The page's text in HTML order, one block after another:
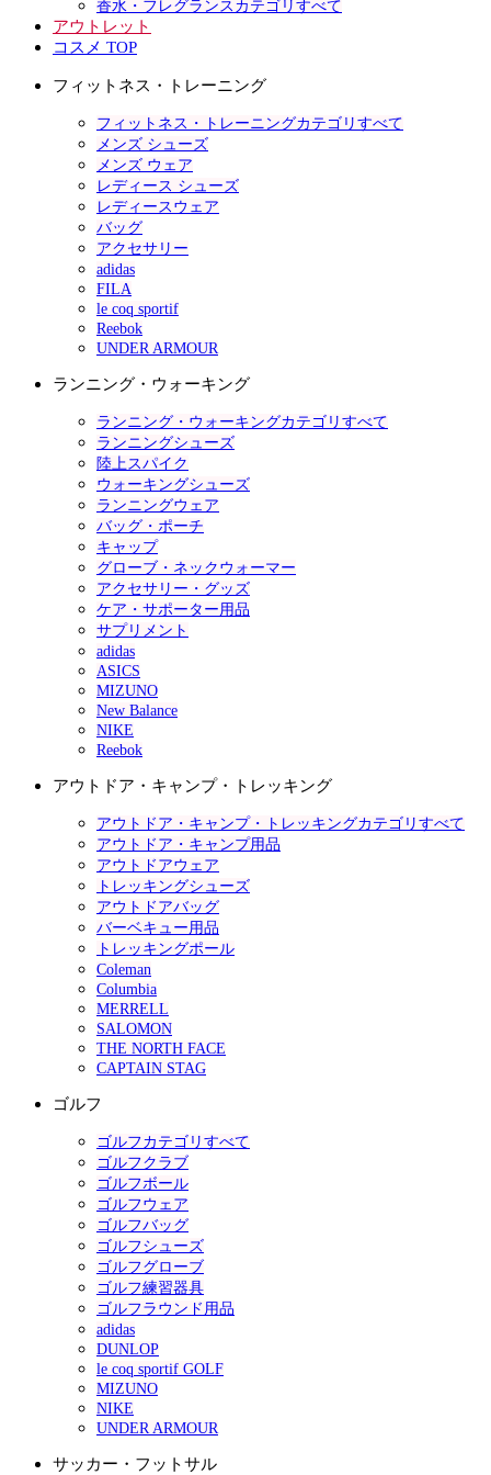
香水・フレグランスカテゴリすべて
アウトレット
コスメ TOP
フィットネス・トレーニング
フィットネス・トレーニングカテゴリすべて
メンズ シューズ
メンズ ウェア
レディース シューズ
レディースウェア
バッグ
アクセサリー
adidas
FILA
le coq sportif
Reebok
UNDER ARMOUR
ランニング・ウォーキング
ランニング・ウォーキングカテゴリすべて
ランニングシューズ
陸上スパイク
ウォーキングシューズ
ランニングウェア
バッグ・ポーチ
キャップ
グローブ・ネックウォーマー
アクセサリー・グッズ
ケア・サポーター用品
サプリメント
adidas
ASICS
MIZUNO
New Balance
NIKE
Reebok
アウトドア・キャンプ・トレッキング
アウトドア・キャンプ・トレッキングカテゴリすべて
アウトドア・キャンプ用品
アウトドアウェア
トレッキングシューズ
アウトドアバッグ
バーベキュー用品
トレッキングポール
Coleman
Columbia
MERRELL
SALOMON
THE NORTH FACE
CAPTAIN STAG
ゴルフ
ゴルフカテゴリすべて
ゴルフクラブ
ゴルフボール
ゴルフウェア
ゴルフバッグ
ゴルフシューズ
ゴルフグローブ
ゴルフ練習器具
ゴルフラウンド用品
adidas
DUNLOP
le coq sportif GOLF
MIZUNO
NIKE
UNDER ARMOUR
サッカー・フットサル